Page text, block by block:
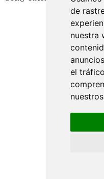
de
nuestra
el